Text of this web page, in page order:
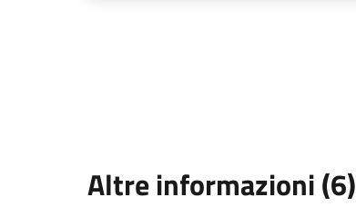
Altre informazioni (6)